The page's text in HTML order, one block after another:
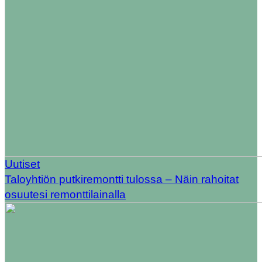
Uutiset
Taloyhtiön putkiremontti tulossa – Näin rahoitat
osuutesi remonttilainalla